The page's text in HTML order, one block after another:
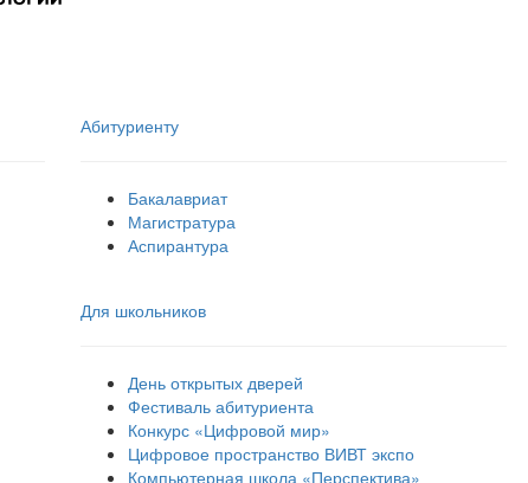
Абитуриенту
Бакалавриат
Магистратура
Аспирантура
Для школьников
День открытых дверей
Фестиваль абитуриента
Конкурс «Цифровой мир»
Цифровое пространство ВИВТ экспо
Компьютерная школа «Перспектива»